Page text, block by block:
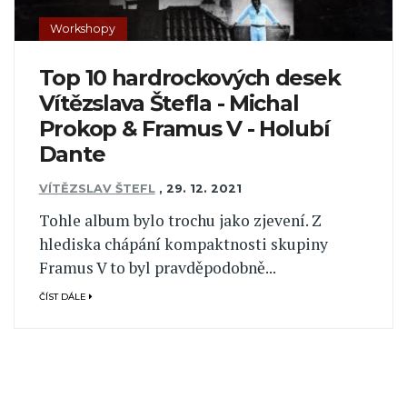
Workshopy
Top 10 hardrockových desek
Vítězslava Štefla - Michal
Prokop & Framus V - Holubí
Dante
VÍTĚZSLAV ŠTEFL , 29. 12. 2021
Tohle album bylo trochu jako zjevení. Z
hlediska chápání kompaktnosti skupiny
Framus V to byl pravděpodobně...
ČÍST DÁLE